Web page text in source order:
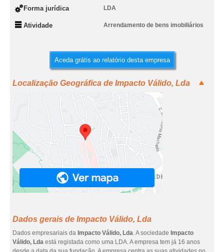
Forma jurídica LDA
Atividade Arrendamento de bens imobiliários
Aceda grátis ao relatório desta empresa
Localização Geográfica de Impacto Válido, Lda
Dados gerais de Impacto Válido, Lda
Dados empresariais da Impacto Válido, Lda. A sociedade Impacto
Válido, Lda está registada como uma LDA. A empresa tem já 16 anos